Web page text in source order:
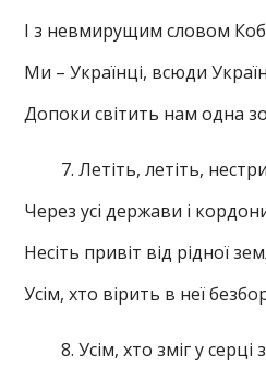
І з невмирущим словом
Ми – Українці, всюди
Допоки світить нам одна
Летіть, летіть,
Через усі держави і
Несіть привіт від рідної
Усім, хто вірить в неї
Усім, хто зміг у серці